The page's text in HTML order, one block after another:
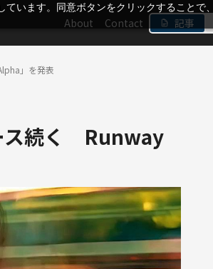
います。同意ボタンをクリックすることで
About Contact 記事
」を発表
ス続く Runway